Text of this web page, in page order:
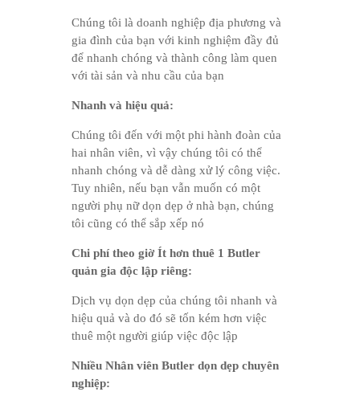
Chúng tôi là doanh nghiệp địa phương và
gia đình của bạn với kinh nghiệm đầy đủ
để nhanh chóng và thành công làm quen
với tài sản và nhu cầu của bạn
Nhanh và hiệu quả:
Chúng tôi đến với một phi hành đoàn của
hai nhân viên, vì vậy chúng tôi có thể
nhanh chóng và dễ dàng xử lý công việc.
Tuy nhiên, nếu bạn vẫn muốn có một
người phụ nữ dọn dẹp ở nhà bạn, chúng
tôi cũng có thể sắp xếp nó
Chi phí theo giờ Ít hơn thuê 1 Butler
quản gia độc lập riêng:
Dịch vụ dọn dẹp của chúng tôi nhanh và
hiệu quả và do đó sẽ tốn kém hơn việc
thuê một người giúp việc độc lập
Nhiều Nhân viên Butler dọn dẹp chuyên
nghiệp: